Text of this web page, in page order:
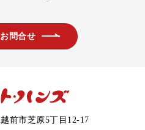
問合せ
前市芝原5丁目12-17